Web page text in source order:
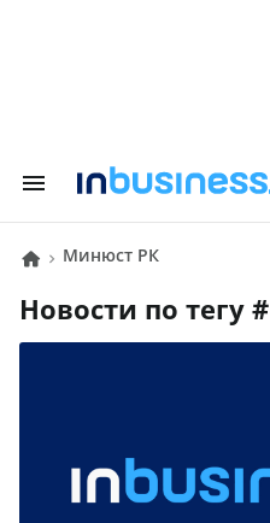
Минюст РК
Новости по тегу #